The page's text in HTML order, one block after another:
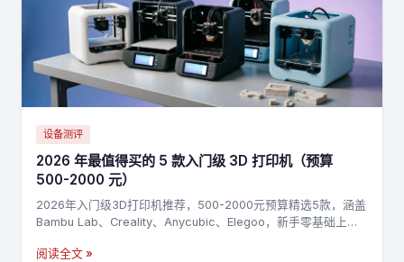
设备测评
2026 年最值得买的 5 款入门级 3D 打印机（预算
500-2000 元）
2026年入门级3D打印机推荐，500-2000元预算精选5款，涵盖
Bambu Lab、Creality、Anycubic、Elegoo，新手零基础上手
阅读全文 »